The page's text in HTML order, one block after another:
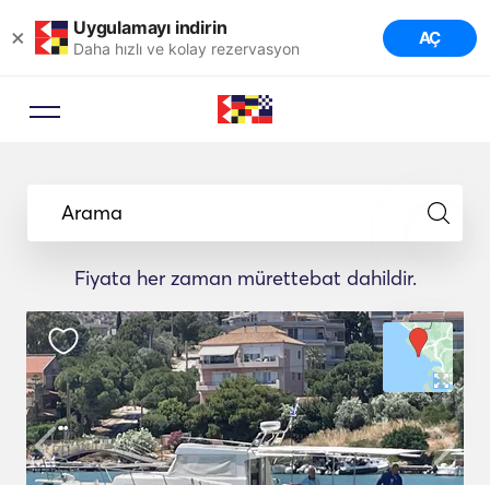
× Uygulamayı indirin
Daha hızlı ve kolay rezervasyon AÇ
Arama
Fiyata her zaman mürettebat dahildir.